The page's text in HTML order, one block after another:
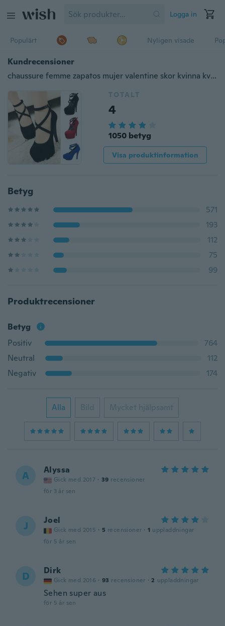
Logga in
Populärt Nyligen visade
Kundrecensioner
chaussure femme zapatos mujer valentine skor kvinna kvinnor pumps högklackat dam skor sommar skor 34-42 yard
TOTALT
4
1050 betyg
Visa produktinformation
Betyg
571
193
112
75
99
Produktrecensioner
Betyg
Positiv
764
Neutral
112
Negativ
174
Alla Bild Mycket hjälpsamt
A Alyssa
Gick med 2017 · 39 recensioner
för 3 år sen
J Joel
Gick med 2015 · 5 recensioner · 1 uppladdningar
för 5 år sen
D Dirk
Gick med 2016 · 93 recensioner · 2 uppladdningar
Sehen super aus
för 5 år sen